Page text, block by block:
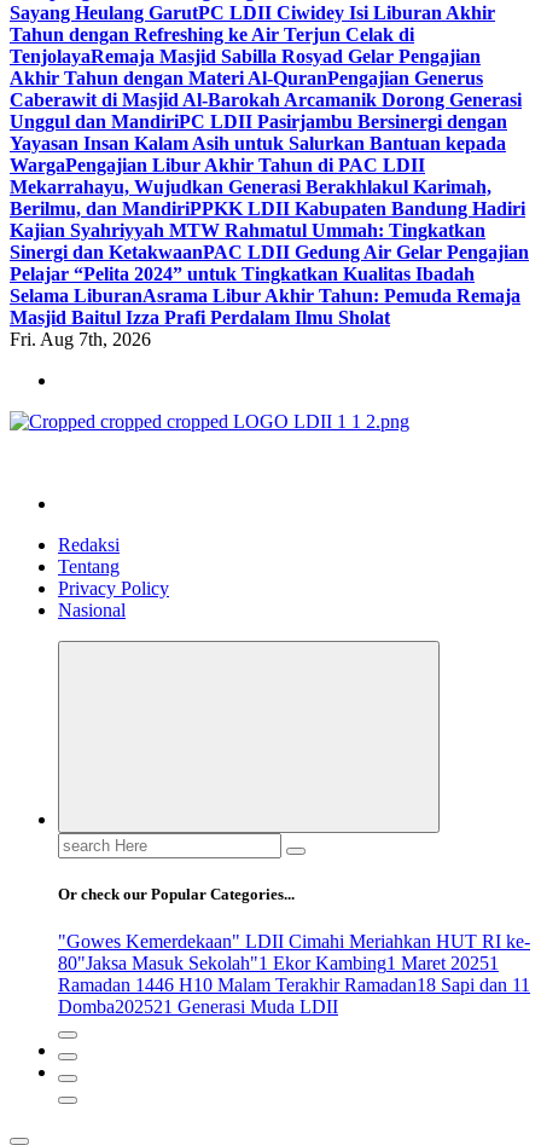
Sayang Heulang GarutPC LDII Ciwidey Isi Liburan Akhir
Tahun dengan Refreshing ke Air Terjun Celak di
TenjolayaRemaja Masjid Sabilla Rosyad Gelar Pengajian
Akhir Tahun dengan Materi Al-QuranPengajian Generus
Caberawit di Masjid Al-Barokah Arcamanik Dorong Generasi
Unggul dan MandiriPC LDII Pasirjambu Bersinergi dengan
Yayasan Insan Kalam Asih untuk Salurkan Bantuan kepada
WargaPengajian Libur Akhir Tahun di PAC LDII
Mekarrahayu, Wujudkan Generasi Berakhlakul Karimah,
Berilmu, dan MandiriPPKK LDII Kabupaten Bandung Hadiri
Kajian Syahriyyah MTW Rahmatul Ummah: Tingkatkan
Sinergi dan KetakwaanPAC LDII Gedung Air Gelar Pengajian
Pelajar “Pelita 2024” untuk Tingkatkan Kualitas Ibadah
Selama LiburanAsrama Libur Akhir Tahun: Pemuda Remaja
Masjid Baitul Izza Prafi Perdalam Ilmu Sholat
Fri. Aug 7th, 2026
Redaksi
Tentang
Privacy Policy
Nasional
Search
for:
Or check our Popular Categories...
"Gowes Kemerdekaan" LDII Cimahi Meriahkan HUT RI ke-
80"Jaksa Masuk Sekolah"1 Ekor Kambing1 Maret 20251
Ramadan 1446 H10 Malam Terakhir Ramadan18 Sapi dan 11
Domba202521 Generasi Muda LDII